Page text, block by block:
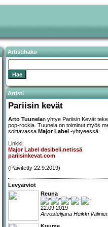
Artistihaku
Artisti
Pariisin kevät
Arto Tuunelan yhtye Pariisin Kevät
pop-rockia. Tuunela on toiminut myös
soittavassa Major Label -yhtyeessä.
Linkki:
Major Label desibeli.netissä
pariisinkevat.com
(Päivitetty 22.9.2019)
Levyarviot
Reuna
22.09.2019
Arvostelijana Heikki